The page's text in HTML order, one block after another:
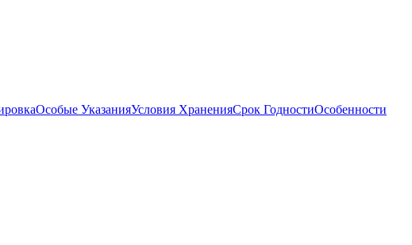
Особые УказанияУсловия ХраненияСрок ГодностиОсобенности